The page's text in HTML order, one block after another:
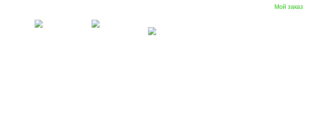
Мой заказ